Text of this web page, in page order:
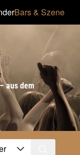
Bars & Szene
aus dem